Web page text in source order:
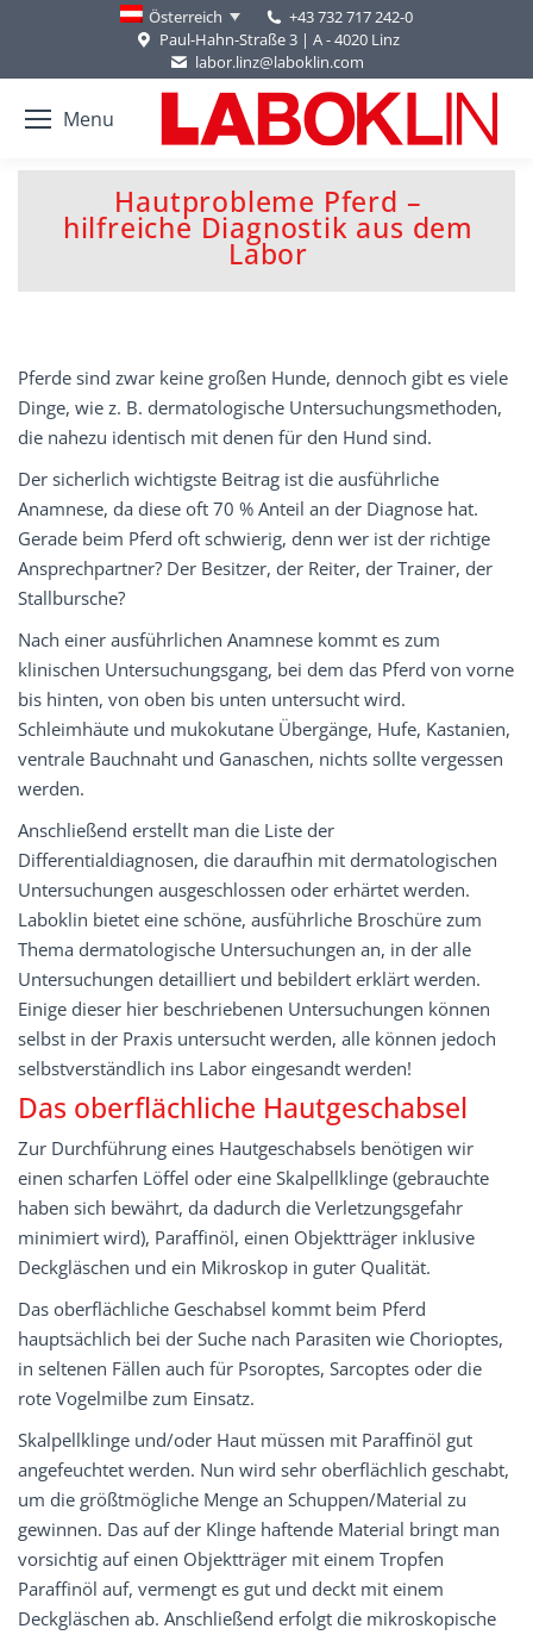
Österreich
+43 732 717 242-0
Paul-Hahn-Straße 3 | A - 4020 Linz
labor.linz@laboklin.com
Menu
Hautprobleme Pferd –
hilfreiche Diagnostik aus dem
Labor
You are here:
Pferde sind zwar keine großen Hunde, dennoch gibt es viele
Dinge, wie z. B. dermatologische Untersuchungsmethoden,
die nahezu identisch mit denen für den Hund sind.
Der sicherlich wichtigste Beitrag ist die ausführliche
Anamnese, da diese oft 70 % Anteil an der Diagnose hat.
Gerade beim Pferd oft schwierig, denn wer ist der richtige
Ansprechpartner? Der Besitzer, der Reiter, der Trainer, der
Stallbursche?
Nach einer ausführlichen Anamnese kommt es zum
klinischen Untersuchungsgang, bei dem das Pferd von vorne
bis hinten, von oben bis unten untersucht wird.
Schleimhäute und mukokutane Übergänge, Hufe, Kastanien,
ventrale Bauchnaht und Ganaschen, nichts sollte vergessen
werden.
Anschließend erstellt man die Liste der
Differentialdiagnosen, die daraufhin mit dermatologischen
Untersuchungen ausgeschlossen oder erhärtet werden.
Laboklin bietet eine schöne, ausführliche Broschüre zum
Thema dermatologische Untersuchungen an, in der alle
Untersuchungen detailliert und bebildert erklärt werden.
Einige dieser hier beschriebenen Untersuchungen können
selbst in der Praxis untersucht werden, alle können jedoch
selbstverständlich ins Labor eingesandt werden!
Das oberflächliche Hautgeschabsel
Zur Durchführung eines Hautgeschabsels benötigen wir
einen scharfen Löffel oder eine Skalpellklinge (gebrauchte
haben sich bewährt, da dadurch die Verletzungsgefahr
minimiert wird), Paraffinöl, einen Objektträger inklusive
Deckgläschen und ein Mikroskop in guter Qualität.
Das oberflächliche Geschabsel kommt beim Pferd
hauptsächlich bei der Suche nach Parasiten wie Chorioptes,
in seltenen Fällen auch für Psoroptes, Sarcoptes oder die
rote Vogelmilbe zum Einsatz.
Skalpellklinge und/oder Haut müssen mit Paraffinöl gut
angefeuchtet werden. Nun wird sehr oberflächlich geschabt,
um die größtmögliche Menge an Schuppen/Material zu
gewinnen. Das auf der Klinge haftende Material bringt man
vorsichtig auf einen Objektträger mit einem Tropfen
Paraffinöl auf, vermengt es gut und deckt mit einem
Deckgläschen ab. Anschließend erfolgt die mikroskopische